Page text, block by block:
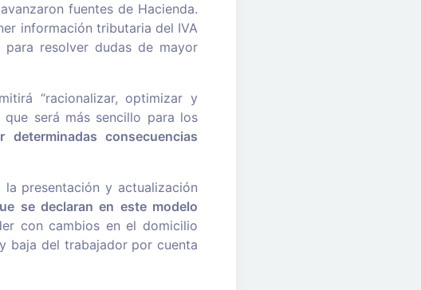
fuentes de Hacienda.
información tributaria del IVA
resolver dudas de mayor
“racionalizar, optimizar y
será más sencillo para los
consecuencias
presentación y actualización
se declaran en este modelo
con cambios en el domicilio
baja del trabajador por cuenta